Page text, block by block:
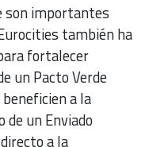
son importantes
también ha
fortalecer
un Pacto Verde
a la
un Enviado
a la